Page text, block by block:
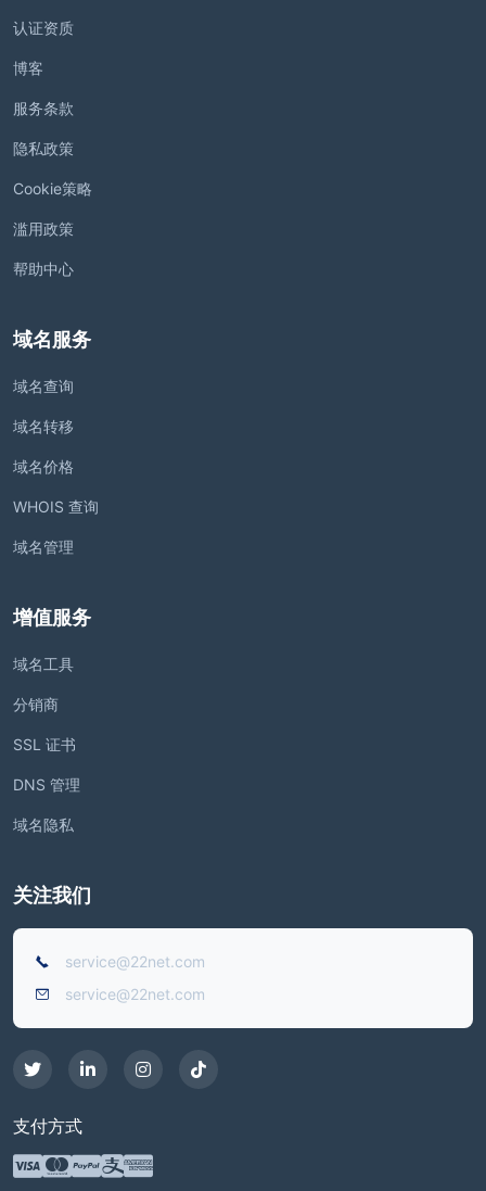
认证资质
博客
服务条款
隐私政策
Cookie策略
滥用政策
帮助中心
域名服务
域名查询
域名转移
域名价格
WHOIS 查询
域名管理
增值服务
域名工具
分销商
SSL 证书
DNS 管理
域名隐私
关注我们
service@22net.com
service@22net.com
支付方式